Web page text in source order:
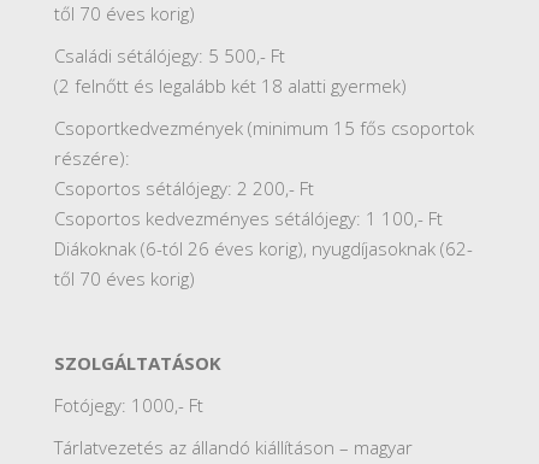
től 70 éves korig)
Családi sétálójegy: 5 500,- Ft
(2 felnőtt és legalább két 18 alatti gyermek)
Csoportkedvezmények (minimum 15 fős csoportok
részére):
Csoportos sétálójegy: 2 200,- Ft
Csoportos kedvezményes sétálójegy: 1 100,- Ft
Diákoknak (6-tól 26 éves korig), nyugdíjasoknak (62-
től 70 éves korig)
SZOLGÁLTATÁSOK
Fotójegy: 1000,- Ft
Tárlatvezetés az állandó kiállításon – magyar